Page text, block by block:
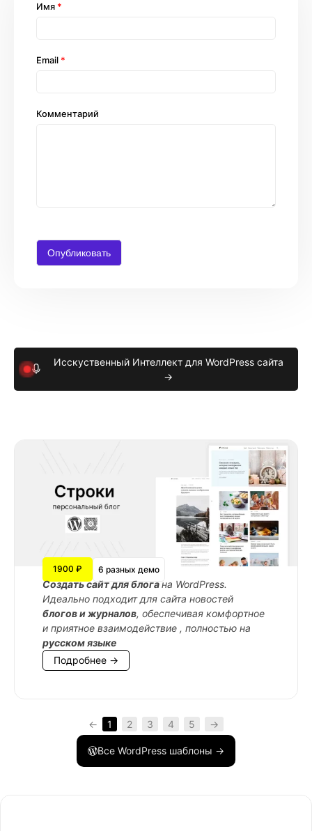
Комментарий
Имя *
Email *
Исскуственный Интеллект для WordPress сайта
→
1900 ₽ 6 разных демо
Cоздать сайт для блогана WordPress.
Идеально подходит для сайта новостей
блогов и журналов, обеспечивая комфортное
и приятное взаимодействие , полностью на
русском языке
Подробнее →
← 1 2 3 4 5 →
Все WordPress шаблоны →